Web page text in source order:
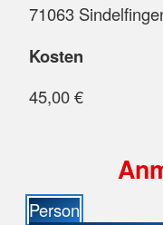
71063
Kosten
45,00 €
Person